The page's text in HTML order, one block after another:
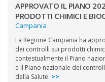
APPROVATO IL PIANO
PRODOTTI CHIMICI E
Campania
La Regione Campania ha
dei controlli sui prodotti
contestualmente il Piano
e il Piano nazionale dei
della Salute. >>